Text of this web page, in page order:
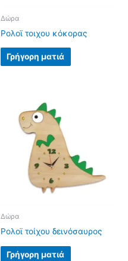
Δώρα
Ρολοϊ τοιχου κόκορας
Γρήγορη ματιά
Δώρα
Ρολοϊ τοίχου δεινόσαυρος
Γρήγορη ματιά